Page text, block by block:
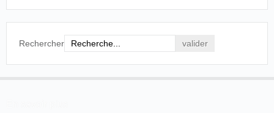
en el término de nueve días
contados desde esta fecha se
presenten en este Juzgado,
Rechercher